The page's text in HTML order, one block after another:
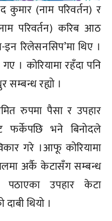
कुमार (नाम परिवर्तन) र
परिवर्तन) करिब आठ
इन रिलेसनसिप’मा थिए ।
। कोरियामा रहँदा पनि
सम्बन्ध रह्यो ।
रुपमा पैसा र उपहार
फर्केपछि भने बिनोदले
गरे ।आफू कोरियामा
अर्कै केटासँग सम्बन्ध
पठाएका उपहार केटा
थियो ।